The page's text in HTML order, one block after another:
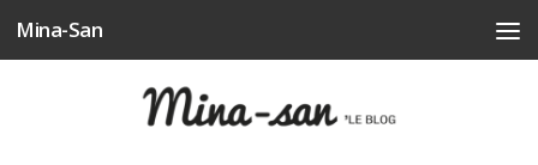
Skip to content
Mina-San